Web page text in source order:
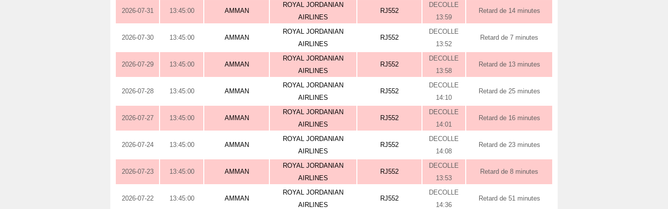
2026-07-31 13:45:00 AMMAN
ROYAL JORDANIAN
AIRLINES
RJ552
DECOLLE
13:59
Retard de 14 minutes
2026-07-30 13:45:00 AMMAN
ROYAL JORDANIAN
AIRLINES
RJ552
DECOLLE
13:52
Retard de 7 minutes
2026-07-29 13:45:00 AMMAN
ROYAL JORDANIAN
AIRLINES
RJ552
DECOLLE
13:58
Retard de 13 minutes
2026-07-28 13:45:00 AMMAN
ROYAL JORDANIAN
AIRLINES
RJ552
DECOLLE
14:10
Retard de 25 minutes
2026-07-27 13:45:00 AMMAN
ROYAL JORDANIAN
AIRLINES
RJ552
DECOLLE
14:01
Retard de 16 minutes
2026-07-24 13:45:00 AMMAN
ROYAL JORDANIAN
AIRLINES
RJ552
DECOLLE
14:08
Retard de 23 minutes
2026-07-23 13:45:00 AMMAN
ROYAL JORDANIAN
AIRLINES
RJ552
DECOLLE
13:53
Retard de 8 minutes
2026-07-22 13:45:00 AMMAN
ROYAL JORDANIAN
AIRLINES
RJ552
DECOLLE
14:36
Retard de 51 minutes